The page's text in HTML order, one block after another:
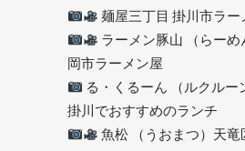
麺屋三丁目 掛川市ラ
ラーメン豚山 （らー
岡市ラーメン屋
る・くるーん （ルクルー
掛川でおすすめのランチ
魚松 （うおまつ）天竜